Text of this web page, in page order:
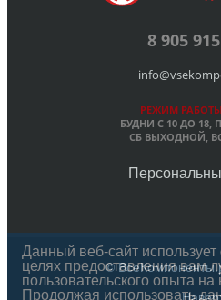
8 905
РЕЖИМ
БУДНИ С 10 ДО 18,
СБ ВЫХОДНОЙ,
©
Данный веб-сайт
целях предоставления вам
пользовательского опыта
Продолжая использовать